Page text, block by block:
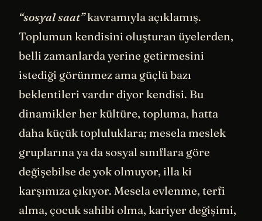
“sosyal saat”kavramıyla açıklamış.
Toplumun kendisini oluşturan üyelerden,
belli zamanlarda yerine getirmesini
istediği görünmez ama güçlü bazı
beklentileri vardır diyor kendisi. Bu
dinamikler her kültüre, topluma, hatta
daha küçük topluluklara; mesela meslek
gruplarına ya da sosyal sınıflara göre
değişebilse de yok olmuyor, illa ki
karşımıza çıkıyor. Mesela evlenme, terfi
alma, çocuk sahibi olma, kariyer değişimi,